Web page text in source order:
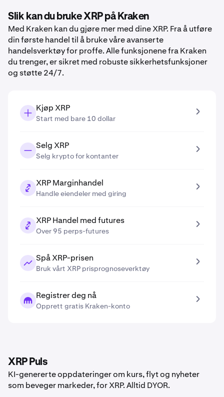
Slik kan du bruke XRP på Kraken
Med Kraken kan du gjøre mer med dine XRP. Fra å utføre
din første handel til å bruke våre avanserte
handelsverktøy for proffe. Alle funksjonene fra Kraken
du trenger, er sikret med robuste sikkerhetsfunksjoner
og støtte 24/7.
Kjøp XRP
Start med bare 10 dollar
Selg XRP
Selg krypto for kontanter
XRP Marginhandel
Handle eiendeler med giring
XRP Handel med futures
Over 95 perps-futures
Spå XRP-prisen
Bruk vårt XRP prisprognoseverktøy
Registrer deg nå
Opprett gratis Kraken-konto
XRP Puls
KI-genererte oppdateringer om kurs, flyt og nyheter
som beveger markeder, for XRP. Alltid DYOR.